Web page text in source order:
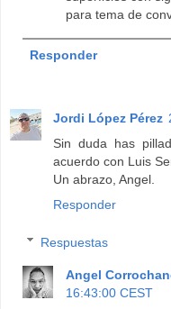
para tema de
Responder
Jordi López Pérez
Sin duda has
acuerdo con Luis
Un abrazo, Angel.
Responder
Respuestas
Angel
16:43:00 CEST